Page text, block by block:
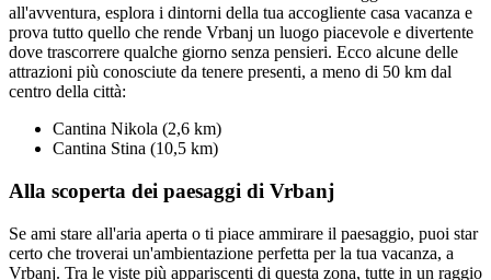
all'avventura, esplora i dintorni della tua accogliente casa vacanza e
prova tutto quello che rende Vrbanj un luogo piacevole e divertente
dove trascorrere qualche giorno senza pensieri. Ecco alcune delle
attrazioni più conosciute da tenere presenti, a meno di 50 km dal
centro della città:
Cantina Nikola (2,6 km)
Cantina Stina (10,5 km)
Alla scoperta dei paesaggi di Vrbanj
Se ami stare all'aria aperta o ti piace ammirare il paesaggio, puoi star
certo che troverai un'ambientazione perfetta per la tua vacanza, a
Vrbanj. Tra le viste più appariscenti di questa zona, tutte in un raggio